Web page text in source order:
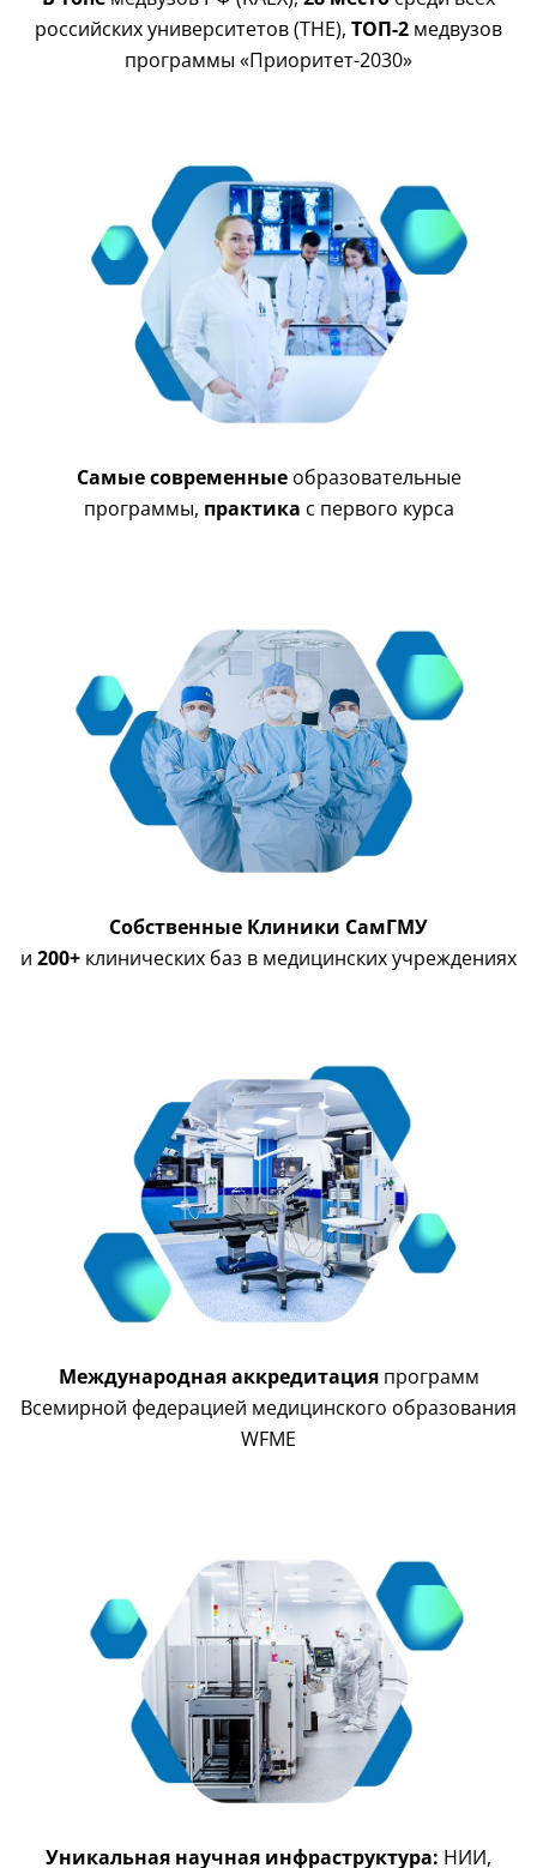
российских университетов (THE), ТОП-2 медвузов
программы «Приоритет-2030»
Самые современныеобразовательные
программы, практика с первого курса
Собственные Клиники СамГМУ
и 200+ клинических баз в медицинских учреждениях
Международная аккредитацияпрограмм
Всемирной федерацией медицинского образования
WFME
Уникальная научная инфраструктура: НИИ,